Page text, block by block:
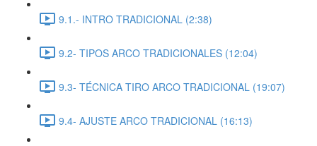
9.1.- INTRO TRADICIONAL (2:38)
9.2- TIPOS ARCO TRADICIONALES (12:04)
9.3- TÉCNICA TIRO ARCO TRADICIONAL (19:07)
9.4- AJUSTE ARCO TRADICIONAL (16:13)